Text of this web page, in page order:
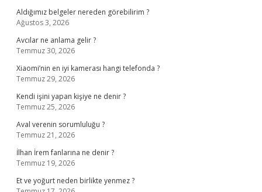
Aldığımız belgeler nereden görebilirim ?
Ağustos 3, 2026
Avcılar ne anlama gelir ?
Temmuz 30, 2026
Xiaomi’nin en iyi kamerası hangi telefonda ?
Temmuz 29, 2026
Kendi işini yapan kişiye ne denir ?
Temmuz 25, 2026
Aval verenin sorumluluğu ?
Temmuz 21, 2026
İlhan İrem fanlarına ne denir ?
Temmuz 19, 2026
Et ve yoğurt neden birlikte yenmez ?